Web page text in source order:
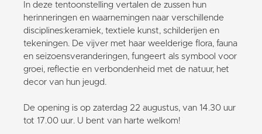
In deze tentoonstelling vertalen de zussen hun
herinneringen en waarnemingen naar verschillende
disciplines:keramiek, textiele kunst, schilderijen en
tekeningen. De vijver met haar weelderige flora, fauna
en seizoensveranderingen, fungeert als symbool voor
groei, reflectie en verbondenheid met de natuur, het
decor van hun jeugd.
De opening is op zaterdag 22 augustus, van 14.30 uur
tot 17.00 uur. U bent van harte welkom!